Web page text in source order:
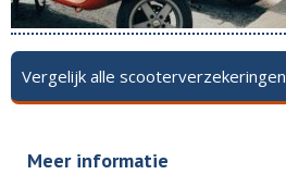
Vergelijk alle scooterverzekeringen
Meer informatie